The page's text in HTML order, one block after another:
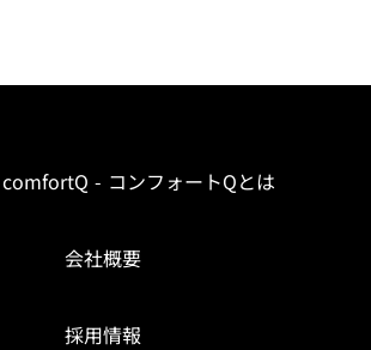
- コンフォートQとは
会社概要
採用情報